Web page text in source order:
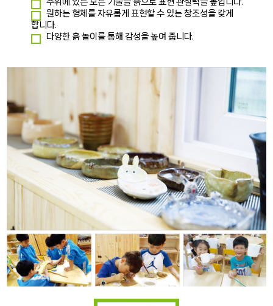
원하는 형체를 자유롭게 표현할 수 있는 창조성을 갖게
합니다.
다양한 흙 놀이를 통해 감성을 높여 줍니다.